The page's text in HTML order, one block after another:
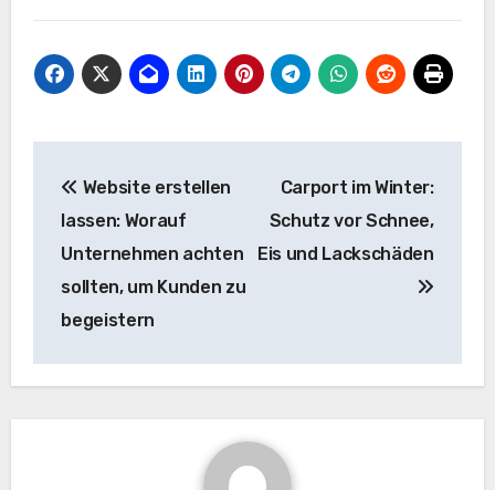
Website erstellen
lassen: Worauf
Unternehmen achten
sollten, um Kunden zu
begeistern
Carport im Winter:
Schutz vor Schnee,
Eis und Lackschäden